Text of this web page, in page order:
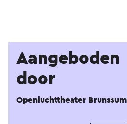
Aangeboden
door
Openluchttheater Brunssum